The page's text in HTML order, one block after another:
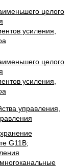
управления,
G11B;